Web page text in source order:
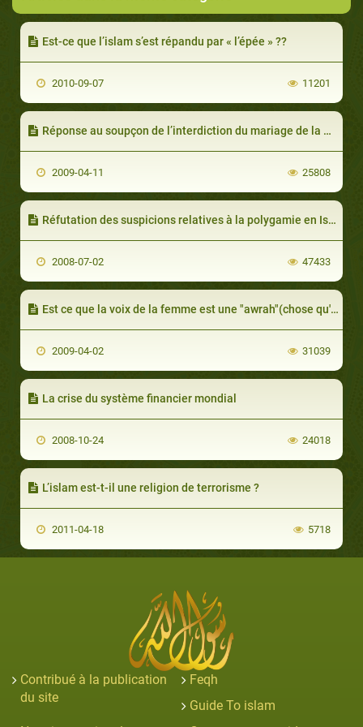
Est-ce que l’islam s’est répandu par « l’épée » ??
2010-09-07 11201
Réponse au soupçon de l’interdiction du mariage de la musulmane avec un non musulman
2009-04-11 25808
Réfutation des suspicions relatives à la polygamie en Islam
2008-07-02 47433
Est ce que la voix de la femme est une "awrah"(chose qu'elle doit cacher)? et l'explication du fait qu'elle a été créée à partir d'une côte incurvée
2009-04-02 31039
La crise du système financier mondial
2008-10-24 24018
L’islam est-t-il une religion de terrorisme ?
2011-04-18 5718
Contribué à la publication
du site
Feqh
Guide To islam